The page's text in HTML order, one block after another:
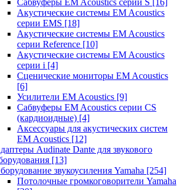
Сабвуферы EM Acoustics серии S [16]
Акустические системы EM Acoustics
серии EMS [18]
Акустические системы EM Acoustics
серии Reference [10]
Акустические системы EM Acoustics
серии i [4]
Сценические мониторы EM Acoustics
[6]
Усилители EM Acoustics [9]
Сабвуферы EM Acoustics серии CS
(кардиоидные) [4]
Аксессуары для акустических систем
EM Acoustics [12]
Audinate Dante для звукового
[13]
звукоусиления Yamaha [254]
Потолочные громкоговорители Yamaha